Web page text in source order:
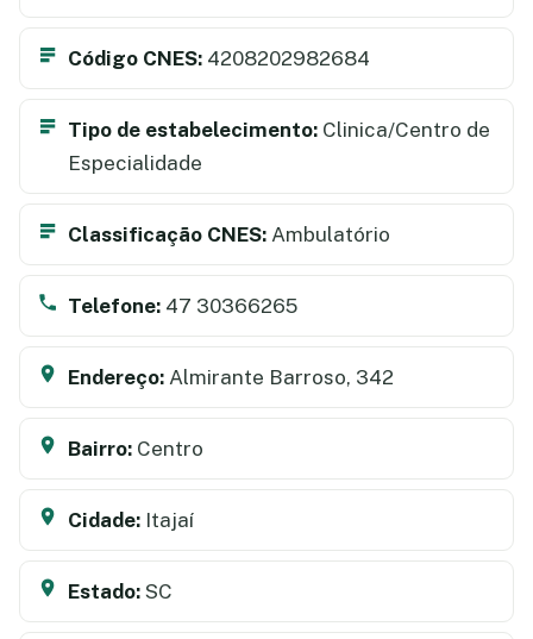
Código CNES: 4208202982684
Tipo de estabelecimento: Clinica/Centro de
Especialidade
Classificação CNES: Ambulatório
Telefone: 47 30366265
Endereço: Almirante Barroso, 342
Bairro: Centro
Cidade: Itajaí
Estado: SC